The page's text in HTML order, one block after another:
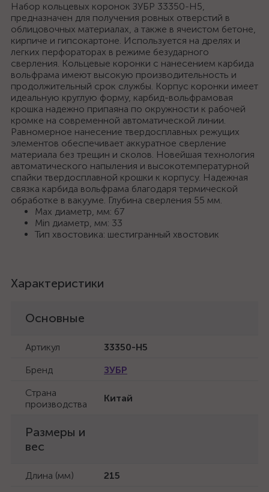
Набор кольцевых коронок ЗУБР 33350-H5,
предназначен для получения ровных отверстий в
облицовочных материалах, а также в ячеистом бетоне,
кирпиче и гипсокартоне. Используется на дрелях и
легких перфораторах в режиме безударного
сверления. Кольцевые коронки с нанесением карбида
вольфрама имеют высокую производительность и
продолжительный срок службы. Корпус коронки имеет
идеальную круглую форму, карбид-вольфрамовая
крошка надежно припаяна по окружности к рабочей
кромке на современной автоматической линии.
Равномерное нанесение твердосплавных режущих
элементов обеспечивает аккуратное сверление
материала без трещин и сколов. Новейшая технология
автоматического напыления и высокотемпературной
спайки твердосплавной крошки к корпусу. Надежная
связка карбида вольфрама благодаря термической
обработке в вакууме. Глубина сверления 55 мм.
Max диаметр, мм: 67
Min диаметр, мм: 33
Тип хвостовика: шестигранный хвостовик
Характеристики
Основные
Артикул
33350-H5
Бренд
ЗУБР
Страна
производства
Китай
Размеры и
вес
Длина (мм)
215